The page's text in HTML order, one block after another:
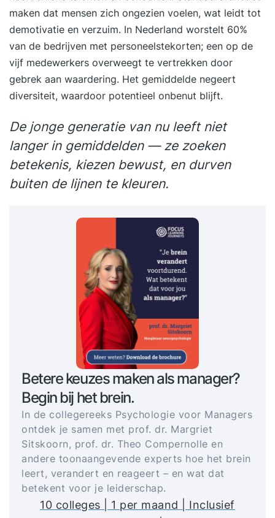
maken dat mensen zich ongezien voelen, wat leidt tot
demotivatie en verzuim. In Nederland worstelt 60%
van de bedrijven met personeelstekorten; een op de
vijf medewerkers overweegt te vertrekken door
gebrek aan waardering. Het gemiddelde negeert
diversiteit, waardoor potentieel onbenut blijft.
De jonge generatie van nu leeft niet
langer in gemiddelden — ze zoeken
betekenis, kiezen bewust, en durven
buiten de lijnen te kleuren.
Betere keuzes maken als manager?
Begin bij het brein.
In de collegereeks Psychologie voor Managers
ontdek je samen met prof. dr. Margriet
Sitskoorn, prof. dr. Theo Compernolle en
andere toonaangevende experts hoe het brein
leert, verandert en reageert – en wat dat
betekent voor je leiderschap.
10 colleges | 1 per maand | Inclusief